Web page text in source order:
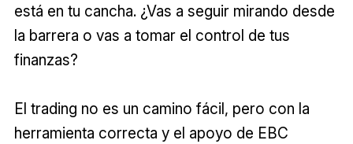
está en tu cancha. ¿Vas a seguir mirando desde
la barrera o vas a tomar el control de tus
finanzas?
El trading no es un camino fácil, pero con la
herramienta correcta y el apoyo de EBC